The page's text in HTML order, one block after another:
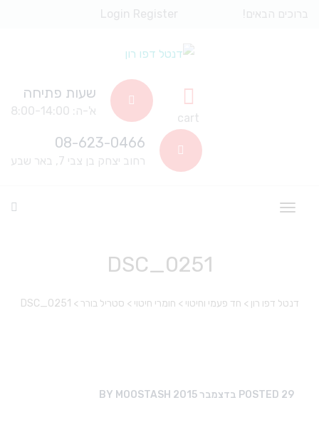
ברוכים הבאים! Login Register
cart
שעות פתיחה
א'-ה: 8:00-14:00
08-623-0466
רחוב יצחק בן צבי 7, באר שבע
DSC_0251
דנטל דפו רון > חד פעמי וחיטוי > חומרי חיטוי > סטריל בורר >
DSC_0251
POSTED 29 בדצמבר 2015 BY MOOSTASH